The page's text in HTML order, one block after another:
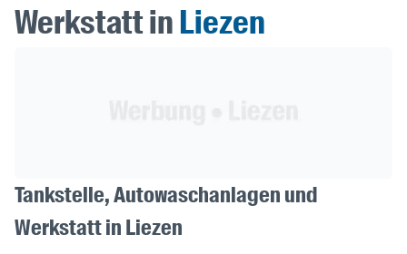
Werkstatt inLiezen
Tankstelle, Autowaschanlagen und
Werkstatt in Liezen